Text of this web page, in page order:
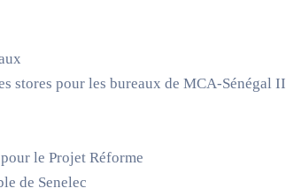
stores pour les bureaux de MCA-Sénégal II
le Projet Réforme
de Senelec